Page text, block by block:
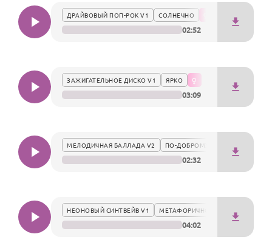
ДРАЙВОВЫЙ ПОП-РОК V1 СОЛНЕЧНО
02:52
ЗАЖИГАТЕЛЬНОЕ ДИСКО V1 ЯРКО
03:09
МЕЛОДИЧНАЯ БАЛЛАДА V2 ПО-ДОБРОМУ
02:32
НЕОНОВЫЙ СИНТВЕЙВ V1 МЕТАФОРИЧНО
04:02